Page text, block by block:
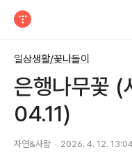
일상생활/꽃나들이
은행나무꽃
04.11)
자연&사람 2026. 4. 12.